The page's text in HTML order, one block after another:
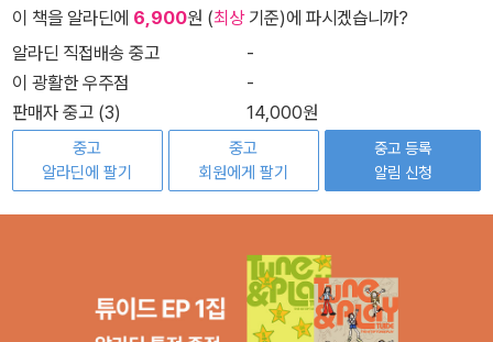
이 책을 알라딘에 6,900원 (최상기준)에 파시겠습니까?
알라딘 직접배송 중고
-
이 광활한 우주점
-
판매자 중고 (3)
14,000원
중고
알라딘에 팔기
중고
회원에게 팔기
중고 등록
알림 신청